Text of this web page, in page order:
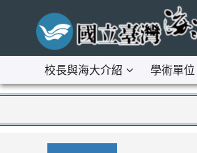
校長與海大介紹
學術單位